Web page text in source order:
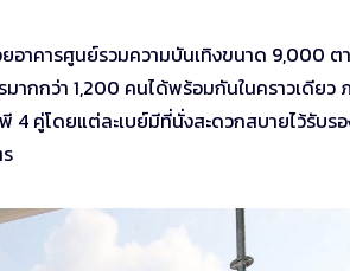
อาคารศูนย์รวมความบันเทิงขนาด 9,000
ากกว่า 1,200 คนได้พร้อมกันในคราวเดียว
คู่โดยแต่ละเบย์มีที่นั่งสะดวกสบายไว้รับร